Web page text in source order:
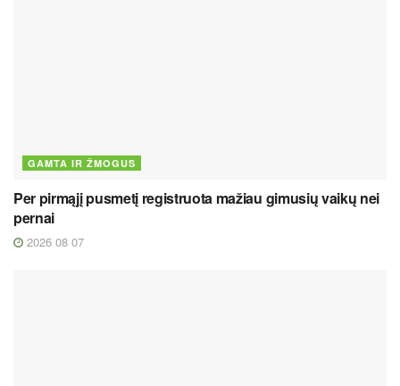
GAMTA IR ŽMOGUS
Per pirmąjį pusmetį registruota mažiau gimusių vaikų nei
pernai
2026 08 07